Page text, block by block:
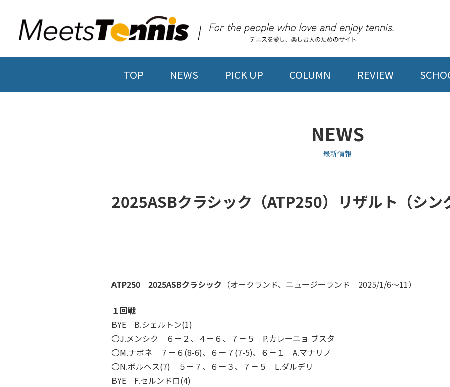
TOP NEWS PICK UP COLUMN REVIEW
NEWS
最新情報
2025ASBクラシック（ATP250）リザルト（シン
ATP250 2025ASBクラシック （オークランド、ニュージーランド 2025/1/6～11）
１回戦
BYE B.シェルトン(1)
〇J.メンシク ６－２、４－６、７－５ P.カレーニョ ブスタ
〇M.ナボネ ７－６(8-6)、６－７(7-5)、６－１ A.マナリノ
〇N.ボルヘス(7) ５－７、６－３、７－５ L.ダルデリ
BYE F.セルンドロ(4)